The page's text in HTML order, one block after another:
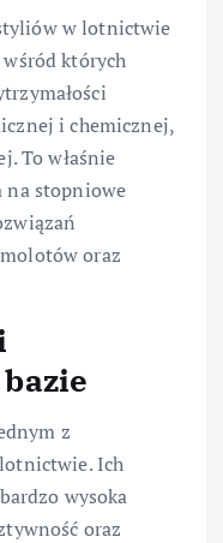
w lotnictwie
wśród których
i chemicznej,
To właśnie
na stopniowe
oraz
z
Ich
wysoka
oraz